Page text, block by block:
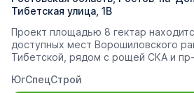
Тибетская улица, 1В
Проект площадью 8 гектар
доступных мест Ворошиловского
Тибетской, рядом с рощей СКА и пр-
ЮгСпецСтрой